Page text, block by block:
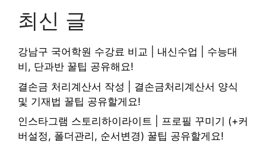
최신 글
강남구 국어학원 수강료 비교 | 내신수업 | 수능대
비, 단과반 꿀팁 공유해요!
결손금 처리계산서 작성 | 결손금처리계산서 양식
및 기재법 꿀팁 공유할게요!
인스타그램 스토리하이라이트 | 프로필 꾸미기 (+커
버설정, 폴더관리, 순서변경) 꿀팁 공유할게요!